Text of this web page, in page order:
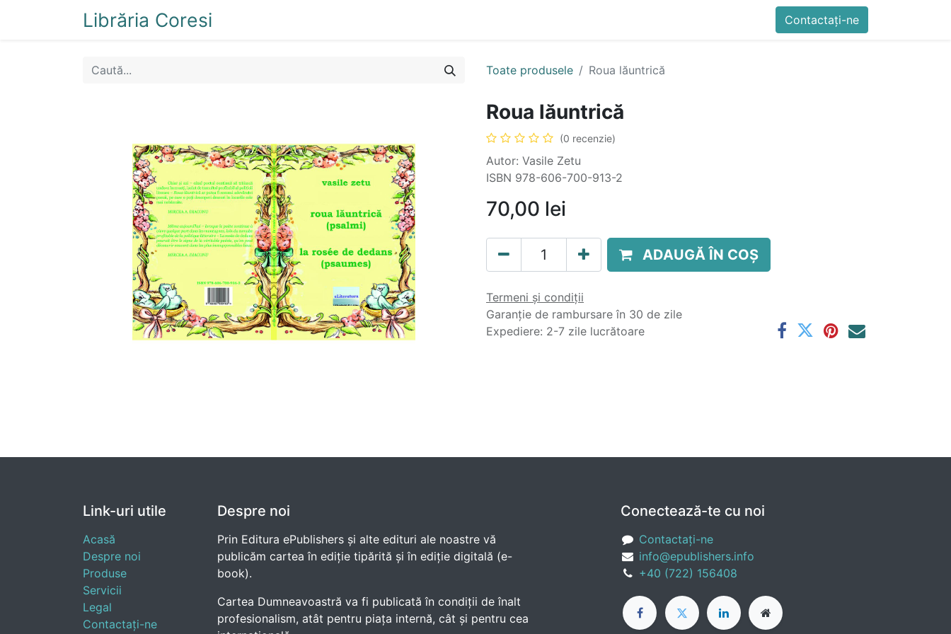
Librăria Coresi Contactați-ne Generator QR
Contactați-ne
Toate produsele Roua lăuntrică
Roua lăuntrică
(0 recenzie)
Autor: Vasile Zetu
ISBN 978-606-700-913-2
70,00 lei
ADAUGĂ ÎN COȘ
Termeni și condiții
Garanție de rambursare în 30 de zile
Expediere: 2-7 zile lucrătoare
Link-uri utile
Acasă
Despre noi
Produse
Servicii
Legal
Contactați-ne
Despre noi
Prin Editura ePublishers și alte edituri ale noastre vă
publicăm cartea în ediție tipărită și în ediție digitală (e-
book).
Cartea Dumneavoastră va fi publicată în condiții de înalt
profesionalism, atât pentru piața internă, cât și pentru cea
Conectează-te cu noi
Contactați-ne
info@epublishers.info
+40 (722) 156408